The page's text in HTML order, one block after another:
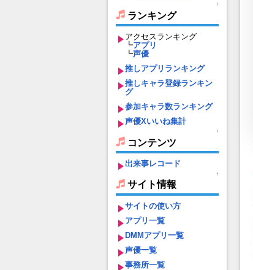
↑
ランキング
アクセスランキング
┗アプリ
┗声優
推しアプリランキング
推しキャラ登録ランキン
グ
参加キャラ数ランキング
声優Xいいね集計
↑
コンテンツ
出来事レコード
↑
サイト情報
サイトの使い方
アプリ一覧
DMMアプリ一覧
声優一覧
事務所一覧